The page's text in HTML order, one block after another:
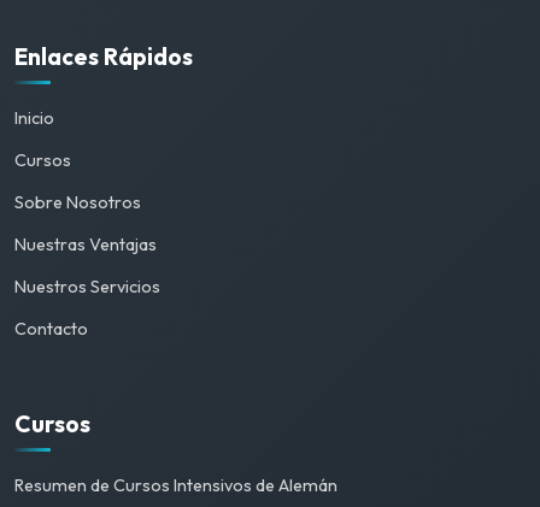
Enlaces Rápidos
Inicio
Cursos
Sobre Nosotros
Nuestras Ventajas
Nuestros Servicios
Contacto
Cursos
Resumen de Cursos Intensivos de Alemán